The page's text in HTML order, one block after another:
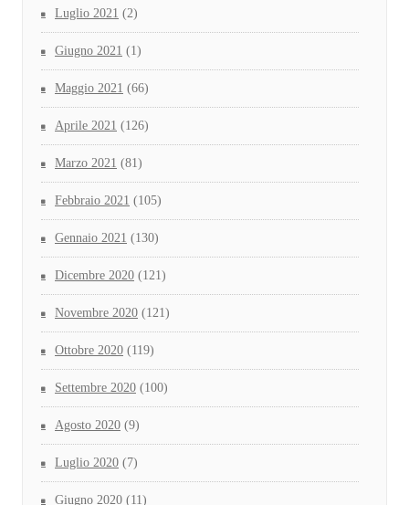
Luglio 2021 (2)
Giugno 2021 (1)
Maggio 2021 (66)
Aprile 2021 (126)
Marzo 2021 (81)
Febbraio 2021 (105)
Gennaio 2021 (130)
Dicembre 2020 (121)
Novembre 2020 (121)
Ottobre 2020 (119)
Settembre 2020 (100)
Agosto 2020 (9)
Luglio 2020 (7)
Giugno 2020 (11)